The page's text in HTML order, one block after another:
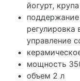
йогурт, крупа
регулировка
управление
мощность
объем 2 л